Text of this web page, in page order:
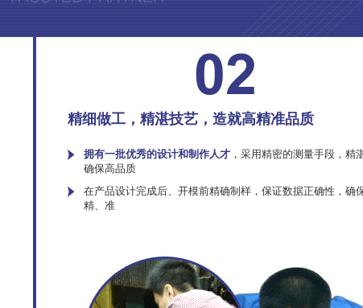
精细做工，精湛技艺，造就高精准品质
拥有一批优秀的设计和制作人才 ，采用精密的测量手段，精
确保高品质
在产品设计完成后、开模前精确制样，保证数据正确性，确
精、准